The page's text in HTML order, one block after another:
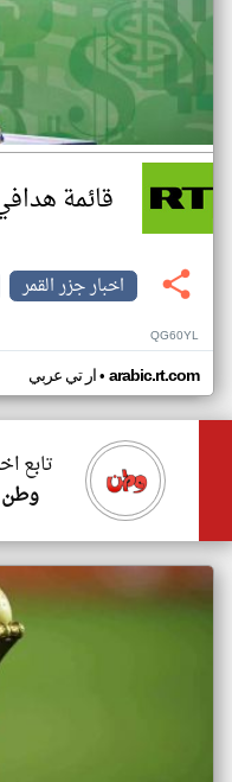
قائمة هدافي
اخبار جزر القمر
QG60YL
ار تي عربي• arabic.rt.com
تابع
وطن